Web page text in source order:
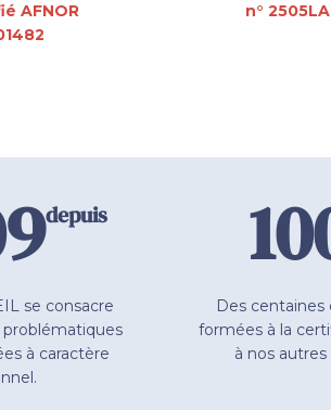
AFNOR
n°
depuis
se consacre
à caractère
Des centaines
formées à la
à nos